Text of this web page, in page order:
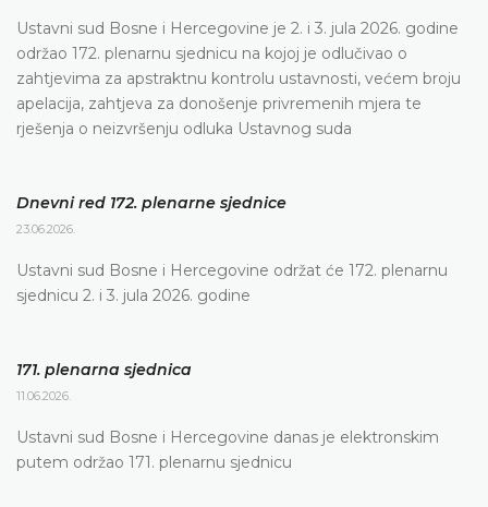
Ustavni sud Bosne i Hercegovine je 2. i 3. jula 2026. godine
održao 172. plenarnu sjednicu na kojoj je odlučivao o
zahtjevima za apstraktnu kontrolu ustavnosti, većem broju
apelacija, zahtjeva za donošenje privremenih mjera te
rješenja o neizvršenju odluka Ustavnog suda
Dnevni red 172. plenarne sjednice
23.06.2026.
Ustavni sud Bosne i Hercegovine održat će 172. plenarnu
sjednicu 2. i 3. jula 2026. godine
171. plenarna sjednica
11.06.2026.
Ustavni sud Bosne i Hercegovine danas je elektronskim
putem održao 171. plenarnu sjednicu